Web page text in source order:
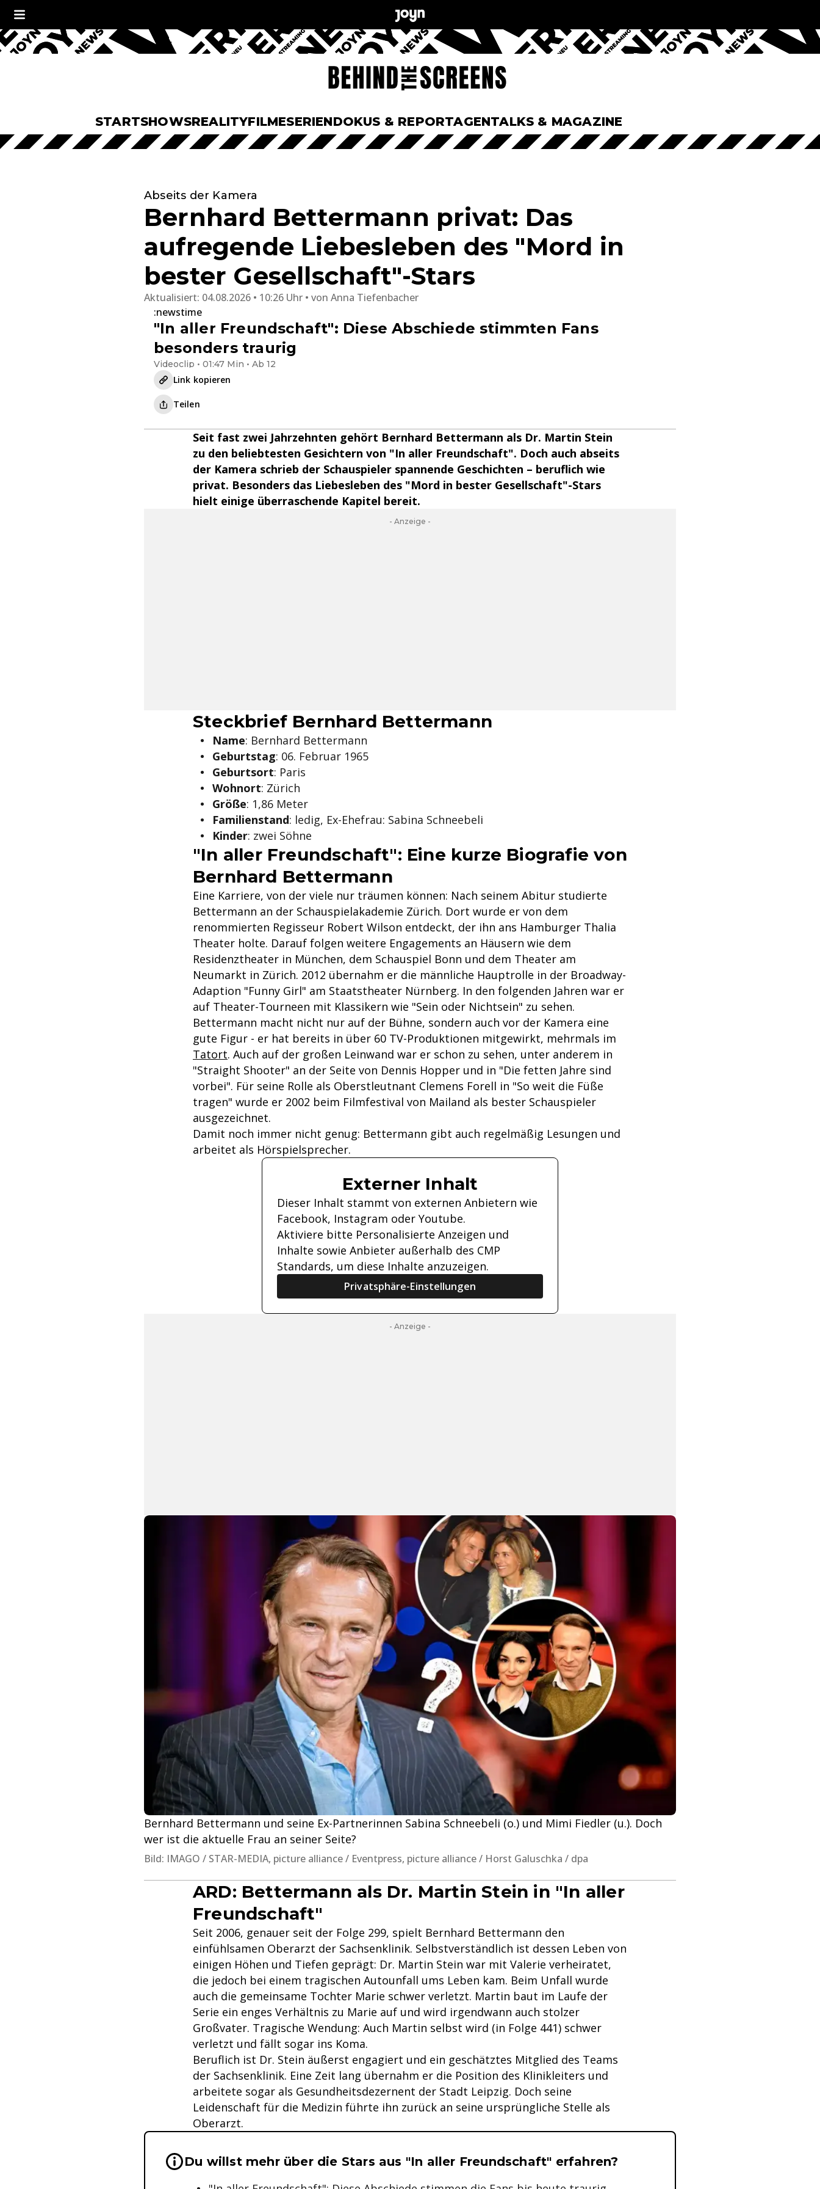
STARTSHOWSREALITYFILMESERIENDOKUS & REPORTAGENTALKS & MAGAZINE
Abseits der Kamera
Bernhard Bettermann privat: Das
aufregende Liebesleben des "Mord in
bester Gesellschaft"-Stars
Aktualisiert: 04.08.2026 • 10:26 Uhr von Anna Tiefenbacher
:newstime
"In aller Freundschaft": Diese Abschiede stimmten Fans
besonders traurig
Videoclip • 01:47 Min • Ab 12
Link kopieren
Teilen
Seit fast zwei Jahrzehnten gehört Bernhard Bettermann als Dr. Martin Stein
zu den beliebtesten Gesichtern von "In aller Freundschaft". Doch auch abseits
der Kamera schrieb der Schauspieler spannende Geschichten – beruflich wie
privat. Besonders das Liebesleben des "Mord in bester Gesellschaft"-Stars
hielt einige überraschende Kapitel bereit.
- Anzeige -
Steckbrief Bernhard Bettermann
Name: Bernhard Bettermann
Geburtstag: 06. Februar 1965
Geburtsort: Paris
Wohnort: Zürich
Größe: 1,86 Meter
Familienstand: ledig, Ex-Ehefrau: Sabina Schneebeli
Kinder: zwei Söhne
"In aller Freundschaft": Eine kurze Biografie von
Bernhard Bettermann
Eine Karriere, von der viele nur träumen können: Nach seinem Abitur studierte
Bettermann an der Schauspielakademie Zürich. Dort wurde er von dem
renommierten Regisseur Robert Wilson entdeckt, der ihn ans Hamburger Thalia
Theater holte. Darauf folgen weitere Engagements an Häusern wie dem
Residenztheater in München, dem Schauspiel Bonn und dem Theater am
Neumarkt in Zürich. 2012 übernahm er die männliche Hauptrolle in der Broadway-
Adaption "Funny Girl" am Staatstheater Nürnberg. In den folgenden Jahren war er
auf Theater-Tourneen mit Klassikern wie "Sein oder Nichtsein" zu sehen.
Bettermann macht nicht nur auf der Bühne, sondern auch vor der Kamera eine
gute Figur - er hat bereits in über 60 TV-Produktionen mitgewirkt, mehrmals im
Tatort. Auch auf der großen Leinwand war er schon zu sehen, unter anderem in
"Straight Shooter" an der Seite von Dennis Hopper und in "Die fetten Jahre sind
vorbei". Für seine Rolle als Oberstleutnant Clemens Forell in "So weit die Füße
tragen" wurde er 2002 beim Filmfestival von Mailand als bester Schauspieler
ausgezeichnet.
Damit noch immer nicht genug: Bettermann gibt auch regelmäßig Lesungen und
arbeitet als Hörspielsprecher.
Externer Inhalt
Dieser Inhalt stammt von externen Anbietern wie
Facebook, Instagram oder Youtube.
Aktiviere bitte Personalisierte Anzeigen und
Inhalte sowie Anbieter außerhalb des CMP
Standards, um diese Inhalte anzuzeigen.
Privatsphäre-Einstellungen
- Anzeige -
Bernhard Bettermann und seine Ex-Partnerinnen Sabina Schneebeli (o.) und Mimi Fiedler (u.). Doch
wer ist die aktuelle Frau an seiner Seite?
Bild: IMAGO / STAR-MEDIA, picture alliance / Eventpress, picture alliance / Horst Galuschka / dpa
ARD: Bettermann als Dr. Martin Stein in "In aller
Freundschaft"
Seit 2006, genauer seit der Folge 299, spielt Bernhard Bettermann den
einfühlsamen Oberarzt der Sachsenklinik. Selbstverständlich ist dessen Leben von
einigen Höhen und Tiefen geprägt: Dr. Martin Stein war mit Valerie verheiratet,
die jedoch bei einem tragischen Autounfall ums Leben kam. Beim Unfall wurde
auch die gemeinsame Tochter Marie schwer verletzt. Martin baut im Laufe der
Serie ein enges Verhältnis zu Marie auf und wird irgendwann auch stolzer
Großvater. Tragische Wendung: Auch Martin selbst wird (in Folge 441) schwer
verletzt und fällt sogar ins Koma.
Beruflich ist Dr. Stein äußerst engagiert und ein geschätztes Mitglied des Teams
der Sachsenklinik. Eine Zeit lang übernahm er die Position des Klinikleiters und
arbeitete sogar als Gesundheitsdezernent der Stadt Leipzig. Doch seine
Leidenschaft für die Medizin führte ihn zurück an seine ursprüngliche Stelle als
Oberarzt.
Wichtige Hinweise & Informationen zum Inhalt
Du willst mehr über die Stars aus "In aller Freundschaft" erfahren?